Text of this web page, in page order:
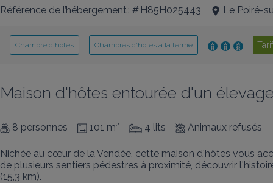
Référence de l’hébergement : # H85H025443 Le Poiré-
Chambre d’hôtes Chambres d’hôtes à la ferme
Maison d'hôtes entourée d'un
8 personnes 101 m² 4 lits Animaux refusés
Nichée au cœur de la Vendée, cette maison d'hôtes vous
de plusieurs sentiers pédestres à proximité, découvrir
(15,3 km).